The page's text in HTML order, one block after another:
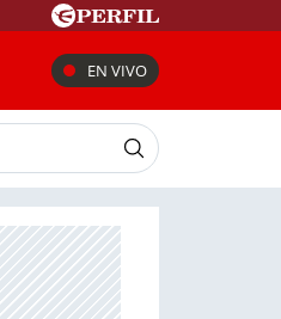
EN VIVO